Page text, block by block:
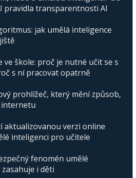
pravidla transparentnosti AI
jak umělá inteligence
ve škole: proč je nutné učit se s
s ní pracovat opatrně
prohlížeč, který mění způsob,
aktualizovanou verzi online
inteligenci pro učitele
fenomén umělé
i děti